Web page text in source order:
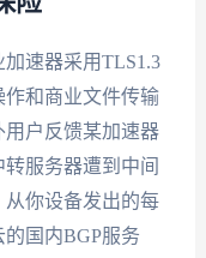
速器采用TLS1.3
和商业文件传输
户反馈某加速器
服务器遭到中间
你设备发出的每
国内BGP服务